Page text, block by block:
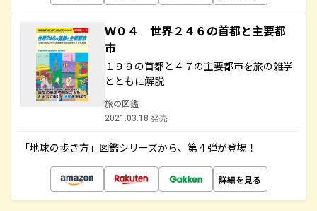
Ｗ０４ 世界２４６の首都と主要都
市
１９９の首都と４７の主要都市を旅の雑学
とともに解説
旅の図鑑
2021.03.18 発売
「地球の歩き方」図鑑シリーズから、第４弾が登場！
詳細を見る